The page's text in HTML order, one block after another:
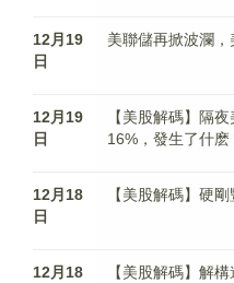
12月19
日
美聯儲再掀波瀾，
12月19
日
【美股解碼】隔
16%，發生了什麽
12月18
日
【美股解碼】硬
12月18
【美股解碼】解